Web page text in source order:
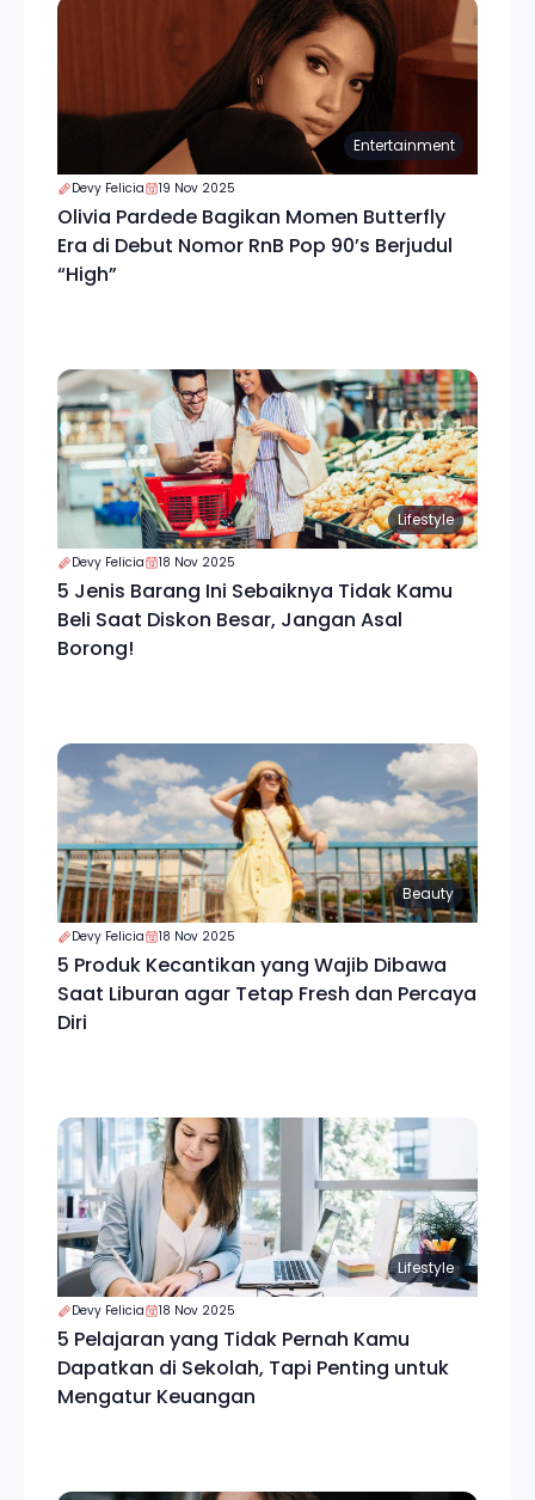
Entertainment
Devy Felicia 19 Nov 2025
Olivia Pardede Bagikan Momen Butterfly
Era di Debut Nomor RnB Pop 90’s Berjudul
“High”
Lifestyle
Devy Felicia 18 Nov 2025
5 Jenis Barang Ini Sebaiknya Tidak Kamu
Beli Saat Diskon Besar, Jangan Asal
Borong!
Beauty
Devy Felicia 18 Nov 2025
5 Produk Kecantikan yang Wajib Dibawa
Saat Liburan agar Tetap Fresh dan Percaya
Diri
Lifestyle
Devy Felicia 18 Nov 2025
5 Pelajaran yang Tidak Pernah Kamu
Dapatkan di Sekolah, Tapi Penting untuk
Mengatur Keuangan